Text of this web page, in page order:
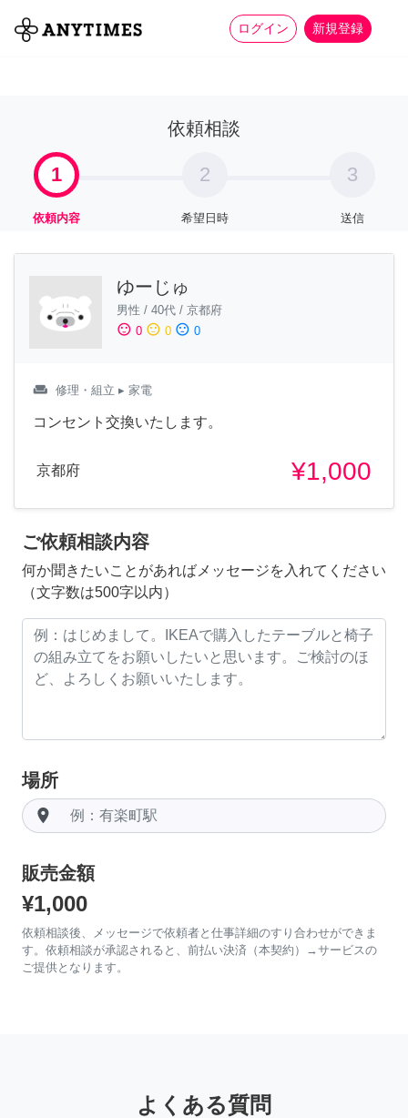
ログイン 新規登録
全て 家事 more_horiz
依頼相談
1
依頼内容
2
希望日時
3
送信
ゆーじゅ
男性 / 40代 / 京都府
sentiment_satisfied 0 sentiment_neutral 0 sentiment_dissatisfied 0
weekend 修理・組立 ▸ 家電
コンセント交換いたします。
京都府 ¥1,000
ご依頼相談内容
何か聞きたいことがあればメッセージを入れてください
（文字数は500字以内）
場所
room
販売金額
¥1,000
依頼相談後、メッセージで依頼者と仕事詳細のすり合わせができま
す。依頼相談が承認されると、前払い決済（本契約）→サービスの
ご提供となります。
よくある質問